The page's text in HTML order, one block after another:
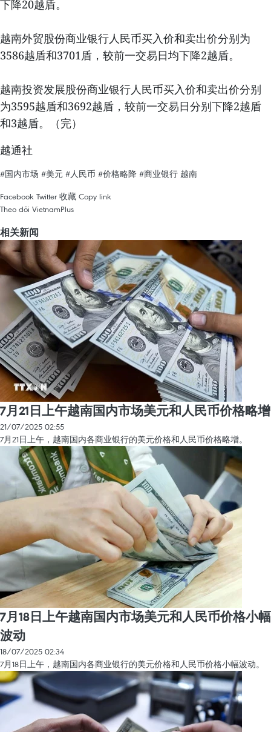
下降20越盾。
越南外贸股份商业银行人民币买入价和卖出价分别为
3586越盾和3701盾，较前一交易日均下降2越盾。
越南投资发展股份商业银行人民币买入价和卖出价分别
为3595越盾和3692越盾，较前一交易日分别下降2越盾
和3越盾。（完）
越通社
#国内市场 #美元 #人民币 #价格略降 #商业银行 越南
Facebook Twitter 收藏 Copy link
Theo dõi VietnamPlus
相关新闻
7月21日上午越南国内市场美元和人民币价格略增
21/07/2025 02:55
7月21日上午，越南国内各商业银行的美元价格和人民币价格略增。
7月18日上午越南国内市场美元和人民币价格小幅
波动
18/07/2025 02:34
7月18日上午，越南国内各商业银行的美元价格和人民币价格小幅波动。